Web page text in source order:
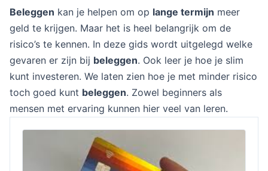
Beleggen kan je helpen om op lange termijn meer
geld te krijgen. Maar het is heel belangrijk om de
risico’s te kennen. In deze gids wordt uitgelegd welke
gevaren er zijn bij beleggen. Ook leer je hoe je slim
kunt investeren. We laten zien hoe je met minder risico
toch goed kunt beleggen. Zowel beginners als
mensen met ervaring kunnen hier veel van leren.